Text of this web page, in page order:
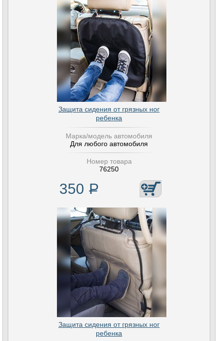
Защита сидения от грязных ног
ребенка
Марка/модель автомобиля
Для любого автомобиля
Номер товара
76250
350 Р
Защита сидения от грязных ног
ребенка